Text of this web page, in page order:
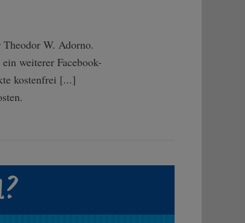
W. Adorno.
weiterer Facebook-
kostenfrei [...]